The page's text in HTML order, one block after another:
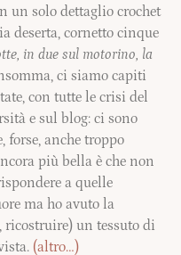
un solo dettaglio crochet
deserta, cornetto cinque
in due sul motorino, la
ci siamo capiti
con tutte le crisi del
e sul blog: ci sono
forse, anche troppo
più bella è che non
a quelle
ma ho avuto la
un tessuto di
(altro…)